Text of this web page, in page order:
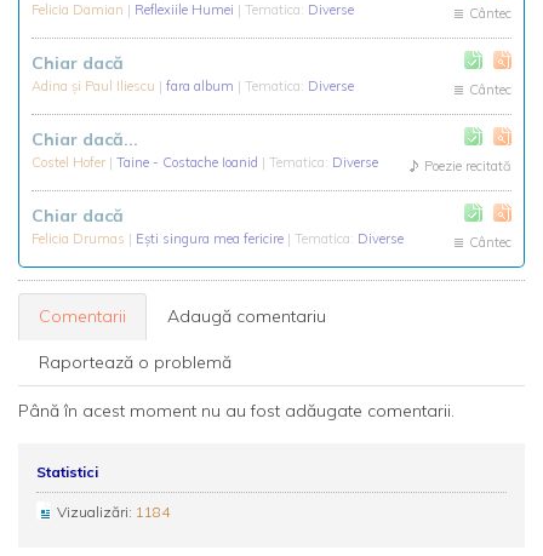
Felicia Damian | Reflexiile Humei | Tematica: Diverse Cântec
Chiar dacă
Adina și Paul Iliescu | fara album | Tematica: Diverse Cântec
Chiar dacă...
Costel Hofer | Taine - Costache Ioanid | Tematica: Diverse Poezie recitată
Chiar dacă
Felicia Drumas | Eşti singura mea fericire | Tematica: Diverse Cântec
Comentarii Adaugă comentariu
Raportează o problemă
Până în acest moment nu au fost adăugate comentarii.
Statistici
Vizualizări: 1184